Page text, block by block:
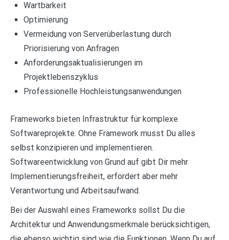
Wartbarkeit
Optimierung
Vermeidung von Serverüberlastung durch
Priorisierung von Anfragen
Anforderungsaktualisierungen im
Projektlebenszyklus
Professionelle Hochleistungsanwendungen
Frameworks bieten Infrastruktur für komplexe
Softwareprojekte. Ohne Framework musst Du alles
selbst konzipieren und implementieren.
Softwareentwicklung von Grund auf gibt Dir mehr
Implementierungsfreiheit, erfordert aber mehr
Verantwortung und Arbeitsaufwand.
Bei der Auswahl eines Frameworks sollst Du die
Architektur und Anwendungsmerkmale berücksichtigen,